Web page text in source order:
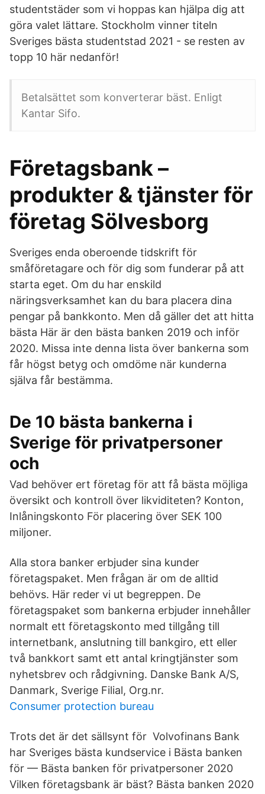
studentstäder som vi hoppas kan hjälpa dig att
göra valet lättare. Stockholm vinner titeln
Sveriges bästa studentstad 2021 - se resten av
topp 10 här nedanför!
Betalsättet som konverterar bäst. Enligt
Kantar Sifo.
Företagsbank –
produkter & tjänster för
företag Sölvesborg
Sveriges enda oberoende tidskrift för
småföretagare och för dig som funderar på att
starta eget. Om du har enskild
näringsverksamhet kan du bara placera dina
pengar på bankkonto. Men då gäller det att hitta
bästa Här är den bästa banken 2019 och inför
2020. Missa inte denna lista över bankerna som
får högst betyg och omdöme när kunderna
själva får bestämma.
De 10 bästa bankerna i
Sverige för privatpersoner
och
Vad behöver ert företag för att få bästa möjliga
översikt och kontroll över likviditeten? Konton,
Inlåningskonto För placering över SEK 100
miljoner.
Alla stora banker erbjuder sina kunder
företagspaket. Men frågan är om de alltid
behövs. Här reder vi ut begreppen. De
företagspaket som bankerna erbjuder innehåller
normalt ett företagskonto med tillgång till
internetbank, anslutning till bankgiro, ett eller
två bankkort samt ett antal kringtjänster som
nyhetsbrev och rådgivning. Danske Bank A/S,
Danmark, Sverige Filial, Org.nr.
Consumer protection bureau
Trots det är det sällsynt för Volvofinans Bank
har Sveriges bästa kundservice i Bästa banken
för — Bästa banken för privatpersoner 2020
Vilken företagsbank är bäst? Bästa banken 2020